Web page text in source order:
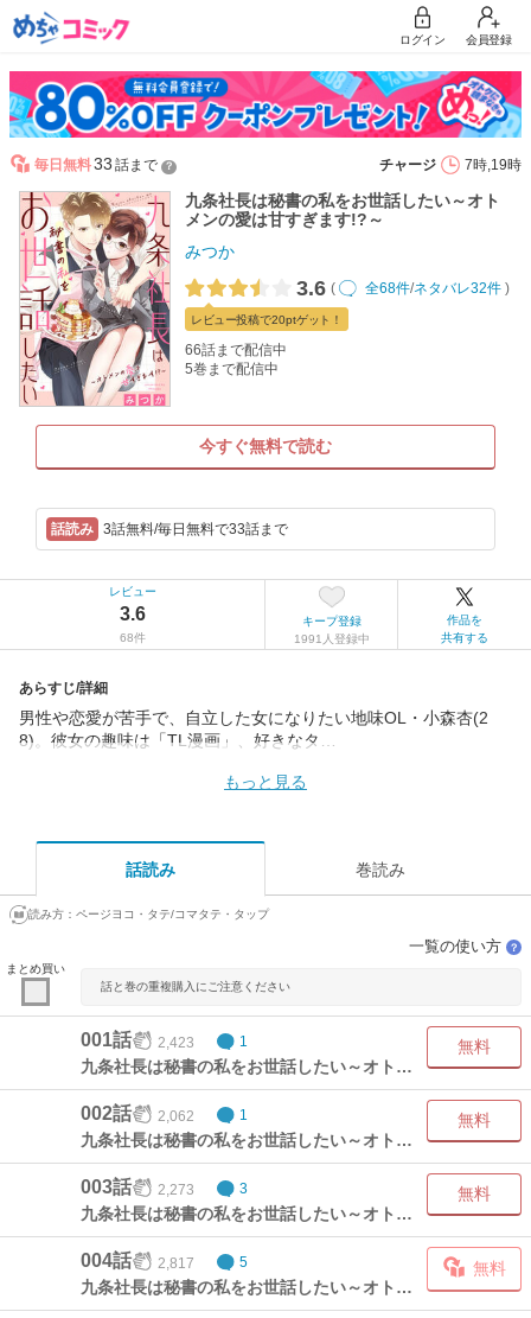
ログイン 会員登録
毎日無料33 話まで ？ チャージ 7時,19時
九条社長は秘書の私をお世話したい～オト
メンの愛は甘すぎます!?～
みつか
3.6 ( 全68件/ネタバレ32件 )
レビュー投稿で20ptゲット！
66話まで配信中
5巻まで配信中
今すぐ無料で読む
3話無料/毎日無料で33話まで
レビュー
3.6
68件
キープ登録
1991人登録中
作品を
共有する
あらすじ/詳細
男性や恋愛が苦手で、自立した女になりたい地味OL・小森杏(2
8)。彼女の趣味は「TL漫画」、好きなタ…
もっと見る
話読み 巻読み
読み方： ページヨコ・タテ/コマタテ・タップ
まとめ買い
一覧の使い方 ？
話と巻の重複購入にご注意ください
001話 2,423 1
九条社長は秘書の私をお世話したい～オトメンの愛は甘すぎます!?～①(1)
無料
002話 2,062 1
九条社長は秘書の私をお世話したい～オトメンの愛は甘すぎます!?～①(2)
無料
003話 2,273 3
九条社長は秘書の私をお世話したい～オトメンの愛は甘すぎます!?～①(3)
無料
004話 2,817 5
九条社長は秘書の私をお世話したい～オトメンの愛は甘すぎます!?～②(1)
無料